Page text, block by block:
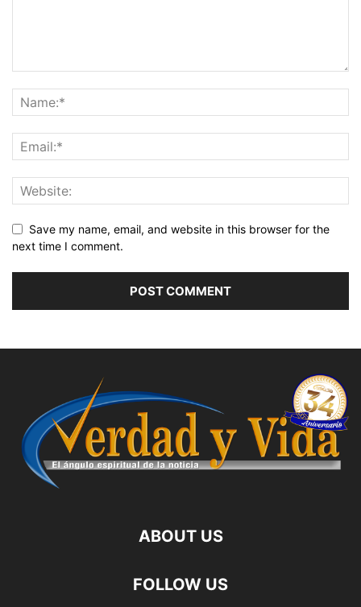
Save my name, email, and website in this browser for the
next time I comment.
ABOUT US
FOLLOW US